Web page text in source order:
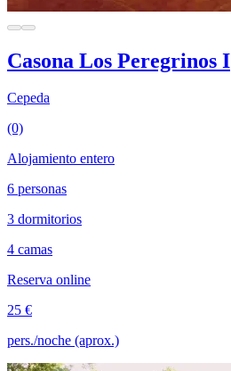
Casona Los Peregrinos I
Cepeda
(0)
Alojamiento entero
6 personas
3 dormitorios
4 camas
Reserva online
25 €
pers./noche (aprox.)